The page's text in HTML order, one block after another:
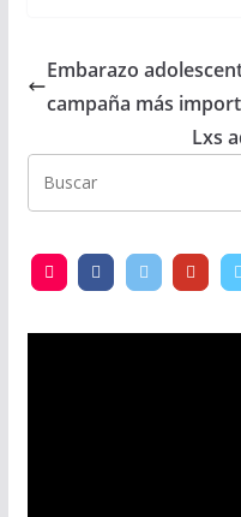
Embarazo
campaña más
Lxs